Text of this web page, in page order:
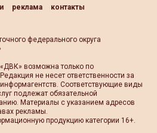
реклама контакты
федерального округа
возможна только по
не несет ответственности за
Соответствующие виды
подлежат обязательной
Материалы с указанием адресов
рекламы.
продукцию категории 16+.